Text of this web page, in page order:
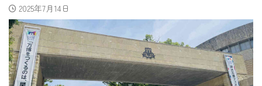
2025年7月14日